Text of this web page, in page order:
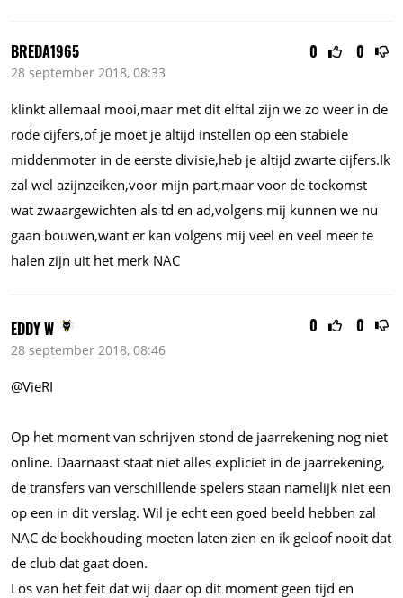
0 0
BREDA1965
28 september 2018, 08:33
klinkt allemaal mooi,maar met dit elftal zijn we zo weer in de
rode cijfers,of je moet je altijd instellen op een stabiele
middenmoter in de eerste divisie,heb je altijd zwarte cijfers.Ik
zal wel azijnzeiken,voor mijn part,maar voor de toekomst
wat zwaargewichten als td en ad,volgens mij kunnen we nu
gaan bouwen,want er kan volgens mij veel en veel meer te
halen zijn uit het merk NAC
0 0
EDDY W
28 september 2018, 08:46
@VieRI
Op het moment van schrijven stond de jaarrekening nog niet
online. Daarnaast staat niet alles expliciet in de jaarrekening,
de transfers van verschillende spelers staan namelijk niet een
op een in dit verslag. Wil je echt een goed beeld hebben zal
NAC de boekhouding moeten laten zien en ik geloof nooit dat
de club dat gaat doen.
Los van het feit dat wij daar op dit moment geen tijd en